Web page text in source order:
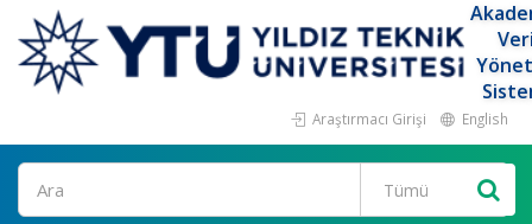
Araştırmacı Girişi English
Ara